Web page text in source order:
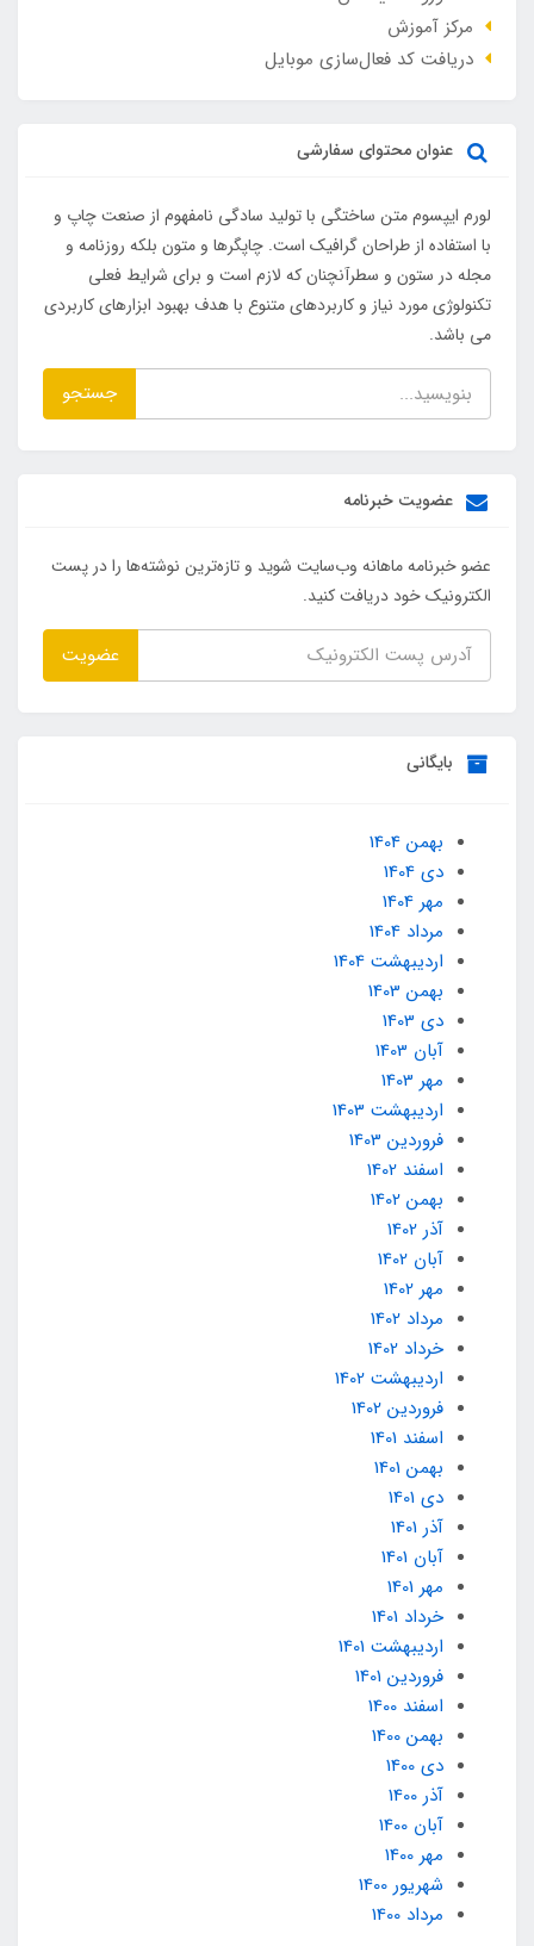
مرکز آموزش
دریافت کد فعال‌سازی موبایل
عنوان محتوای سفارشی
لورم ایپسوم متن ساختگی با تولید سادگی نامفهوم از صنعت چاپ و
با استفاده از طراحان گرافیک است. چاپگرها و متون بلکه روزنامه و
مجله در ستون و سطرآنچنان که لازم است و برای شرایط فعلی
تکنولوژی مورد نیاز و کاربردهای متنوع با هدف بهبود ابزارهای کاربردی
می باشد.
جستجو
عضویت خبرنامه
عضو خبرنامه ماهانه وب‌سایت شوید و تازه‌ترین نوشته‌ها را در پست
الکترونیک خود دریافت کنید.
عضویت
بایگانی
بهمن 1404
دی 1404
مهر 1404
مرداد 1404
ارديبهشت 1404
بهمن 1403
دی 1403
آبان 1403
مهر 1403
ارديبهشت 1403
فروردین 1403
اسفند 1402
بهمن 1402
آذر 1402
آبان 1402
مهر 1402
مرداد 1402
خرداد 1402
ارديبهشت 1402
فروردین 1402
اسفند 1401
بهمن 1401
دی 1401
آذر 1401
آبان 1401
مهر 1401
خرداد 1401
ارديبهشت 1401
فروردین 1401
اسفند 1400
بهمن 1400
دی 1400
آذر 1400
آبان 1400
مهر 1400
شهریور 1400
مرداد 1400